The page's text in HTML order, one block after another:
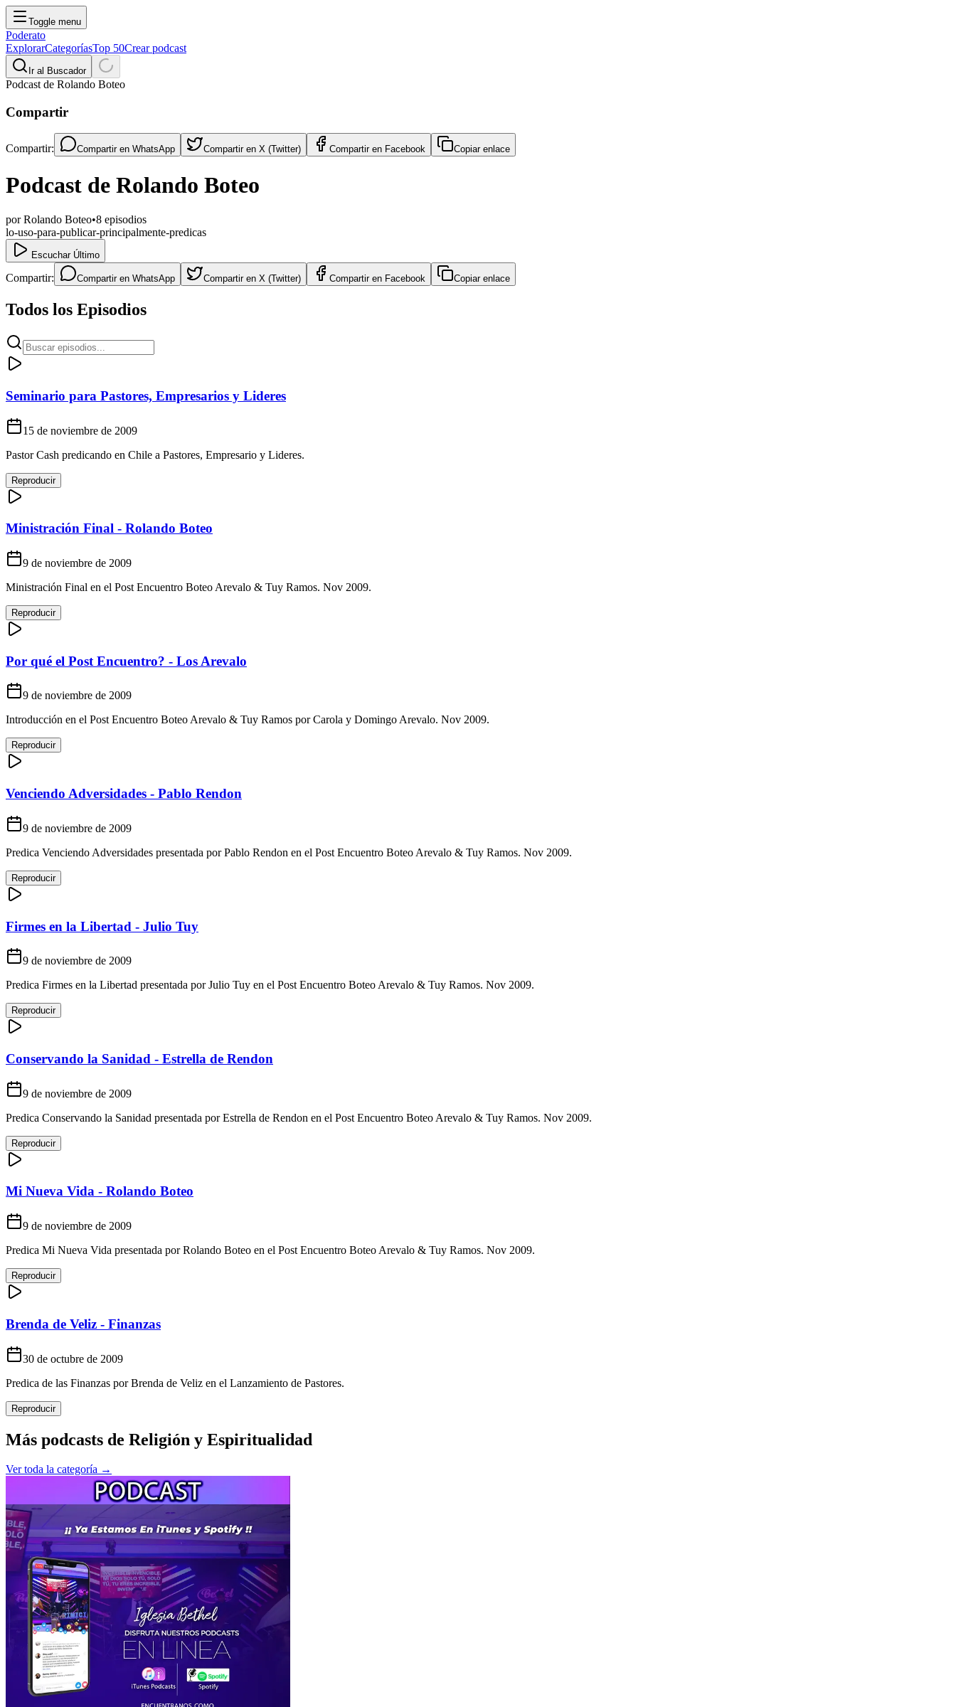
Toggle menu
Poderato
ExplorarCategoríasTop 50Crear podcast
Ir al Buscador
Podcast de Rolando Boteo
Compartir
Compartir: Compartir en WhatsApp Compartir en X (Twitter) Compartir en Facebook Copiar enlace
Podcast de Rolando Boteo
porRolando Boteo•8 episodios
lo-uso-para-publicar-principalmente-predicas
Escuchar Último
Compartir: Compartir en WhatsApp Compartir en X (Twitter) Compartir en Facebook Copiar enlace
Todos los Episodios
Seminario para Pastores, Empresarios y Lideres
15 de noviembre de 2009
Pastor Cash predicando en Chile a Pastores, Empresario y Lideres.
Reproducir
Ministración Final - Rolando Boteo
9 de noviembre de 2009
Ministración Final en el Post Encuentro Boteo Arevalo & Tuy Ramos. Nov 2009.
Reproducir
Por qué el Post Encuentro? - Los Arevalo
9 de noviembre de 2009
Introducción en el Post Encuentro Boteo Arevalo & Tuy Ramos por Carola y Domingo Arevalo. Nov 2009.
Reproducir
Venciendo Adversidades - Pablo Rendon
9 de noviembre de 2009
Predica Venciendo Adversidades presentada por Pablo Rendon en el Post Encuentro Boteo Arevalo & Tuy Ramos. Nov 2009.
Reproducir
Firmes en la Libertad - Julio Tuy
9 de noviembre de 2009
Predica Firmes en la Libertad presentada por Julio Tuy en el Post Encuentro Boteo Arevalo & Tuy Ramos. Nov 2009.
Reproducir
Conservando la Sanidad - Estrella de Rendon
9 de noviembre de 2009
Predica Conservando la Sanidad presentada por Estrella de Rendon en el Post Encuentro Boteo Arevalo & Tuy Ramos. Nov 2009.
Reproducir
Mi Nueva Vida - Rolando Boteo
9 de noviembre de 2009
Predica Mi Nueva Vida presentada por Rolando Boteo en el Post Encuentro Boteo Arevalo & Tuy Ramos. Nov 2009.
Reproducir
Brenda de Veliz - Finanzas
30 de octubre de 2009
Predica de las Finanzas por Brenda de Veliz en el Lanzamiento de Pastores.
Reproducir
Más podcasts de Religión y Espiritualidad
Ver toda la categoría →